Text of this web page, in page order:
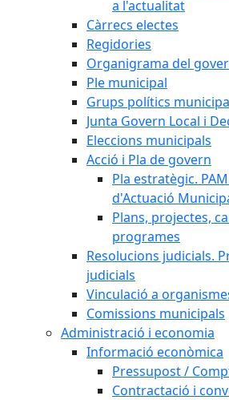
a l'actualitat
Càrrecs electes
Regidories
Organigrama del
Ple municipal
Grups polítics
Junta Govern Local i
Eleccions municipals
Acció i Pla de govern
Pla estratègic.
d'Actuació
Plans, projectes,
programes
Resolucions judicials.
judicials
Vinculació a
Comissions municipals
Administració i economia
Informació econòmica
Pressupost /
Contractació i